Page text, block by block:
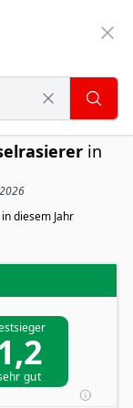
in
diesem Jahr
gut